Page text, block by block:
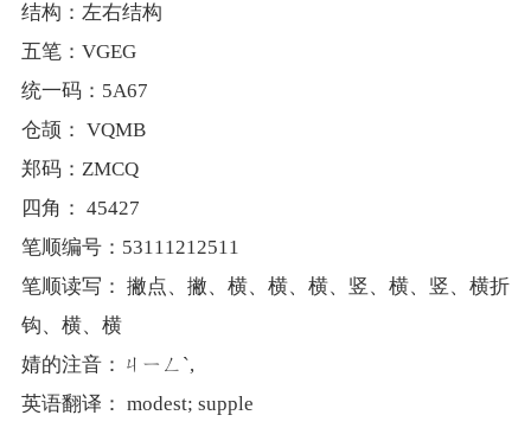
结构：左右结构
五笔：VGEG
统一码：5A67
仓颉： VQMB
郑码：ZMCQ
四角： 45427
笔顺编号：53111212511
笔顺读写： 撇点、撇、横、横、横、竖、横、竖、横折
钩、横、横
婧的注音：ㄐㄧㄥˋ,
英语翻译： modest; supple